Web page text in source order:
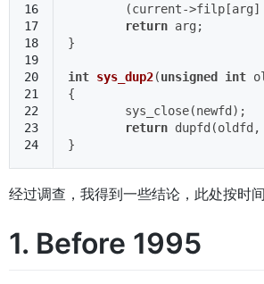
16
17
18
19
20
21
22
23
24
(current-
return arg;
}
int sys_dup2(unsigned int
{
	sys_close(newfd);
return dupfd(oldfd,
}
经过调查，我得到一些结论，此处按时间
1. Before 1995